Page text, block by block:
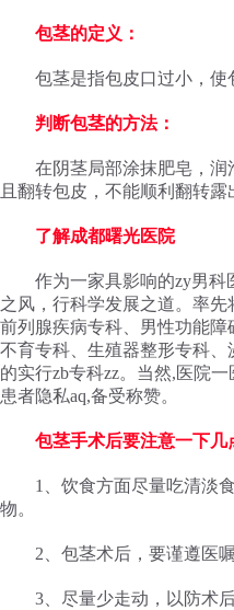
包茎的定义：
包茎是指包皮口过小，使
判断包茎的方法：
在阴茎局部涂抹肥皂，
且翻转包皮，不能顺利翻转露
了解成都曙光医院
作为一家具影响的zy男
之风，行科学发展之道。率先
前列腺疾病专科、男性功能
不育专科、生殖器整形专科
的实行zb专科zz。当然,医院
患者隐私aq,备受称赞。
包茎手术后要注意一下几
1、饮食方面尽量吃清淡
物。
2、包茎术后，要谨遵医
3、尽量少走动，以防术